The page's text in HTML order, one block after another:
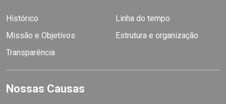
Histórico
Linha do tempo
Missão e Objetivos
Estrutura e organização
Transparência
Nossas Causas